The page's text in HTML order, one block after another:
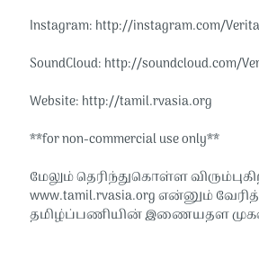
Instagram: http://instagram.com/
SoundCloud: http://soundcloud.com/
Website: http://tamil.rvasia.org​​
**for non-commercial use only**
மேலும் தெரிந்துகொள்ள
www.tamil.rvasia.org என்னும்
தமிழ்ப்பணியின் இணையதள